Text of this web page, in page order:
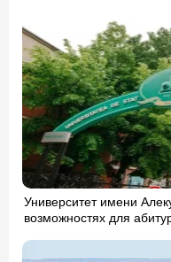
Университет имени
возможностях для